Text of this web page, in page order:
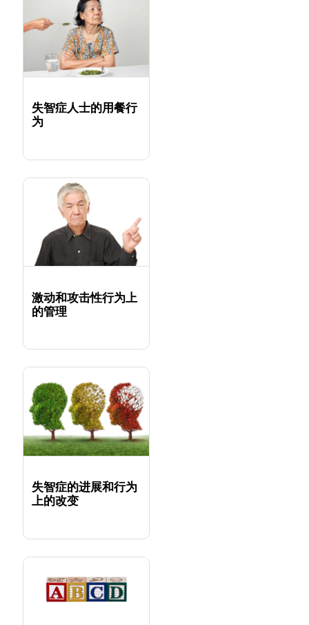
失智症人士的用餐行
为
激动和攻击性行为上
的管理
失智症的进展和行为
上的改变